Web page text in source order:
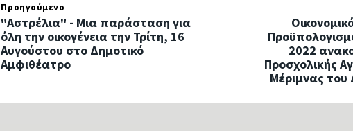
Προηγούμενο
"Αστρέλια" - Μια παράσταση για
όλη την οικογένεια την Τρίτη, 16
Αυγούστου στο Δημοτικό
Αμφιθέατρο
2022
Προσχολικής
Μέριμνας του